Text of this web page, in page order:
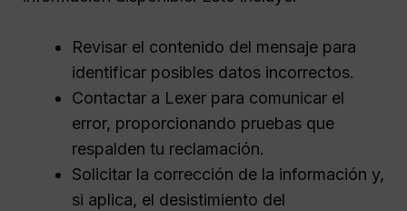
Revisar el contenido del mensaje para
identificar posibles datos incorrectos.
Contactar a Lexer para comunicar el
error, proporcionando pruebas que
respalden tu reclamación.
Solicitar la corrección de la información y,
si aplica, el desistimiento del